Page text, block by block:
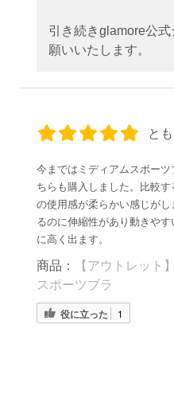
引き続きglamore公
願いいたします。
と
今まではミディアムスポー
ちらも購入しました。比較
の使用感が柔らかい感じが
るのに伸縮性があり動きや
に高く出ます。
商品：
【アウトレット
スポーツブラ
役に立った 1